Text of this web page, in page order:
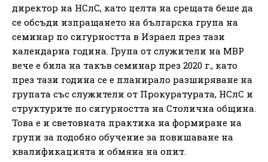
директор на НСлС, като целта на срещата беше да
се обсъди изпращането на българска група на
семинар по сигурността в Израел през тази
календарна година. Група от служители на МВР
вече е била на такъв семинар през 2020 г., като
през тази година се е планирало разширяване на
групата със служители от Прокуратурата, НСлС и
структурите по сигурността на Столична община.
Това е и световната практика на формиране на
групи за подобно обучение за повишаване на
квалификацията и обмяна на опит.